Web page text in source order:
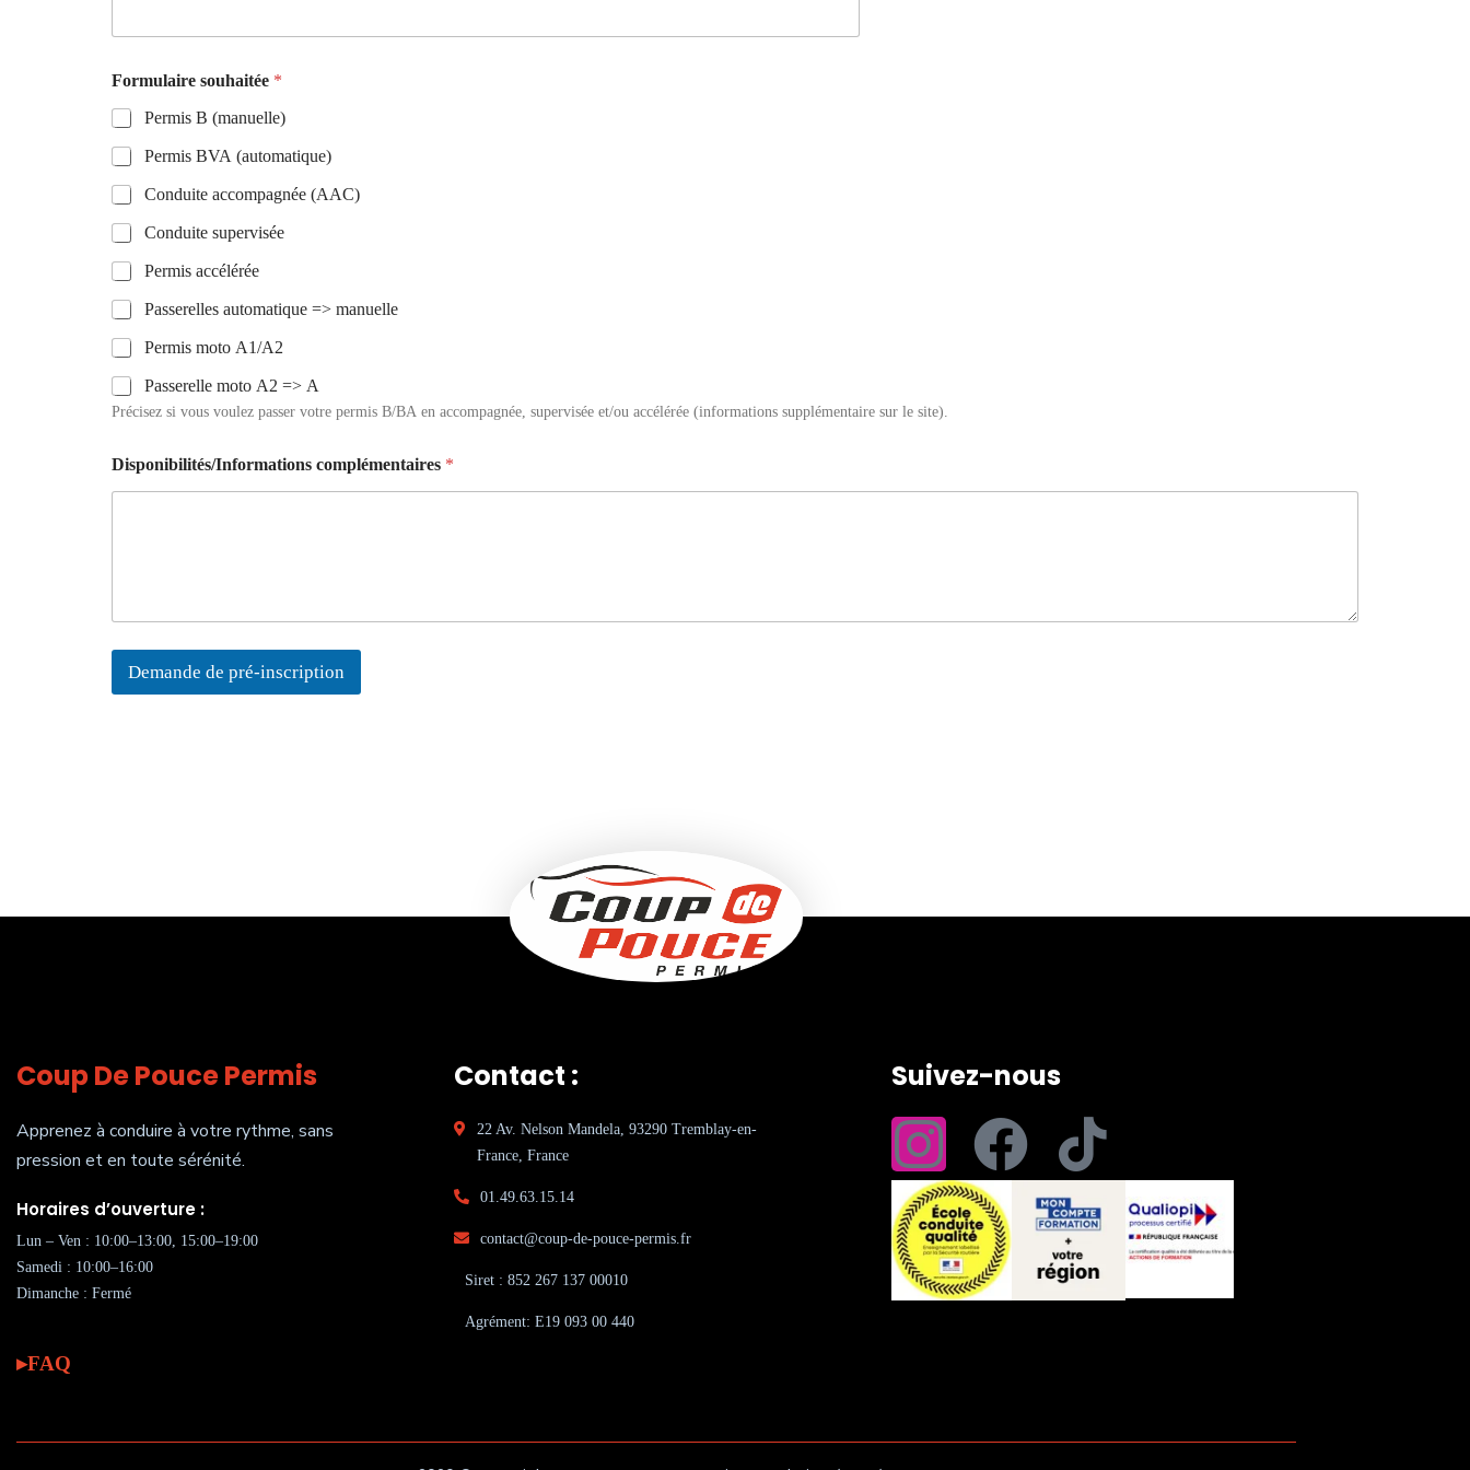
p
h
o
n
e
Formulaire souhaitée *
Permis B (manuelle)
Permis BVA (automatique)
Conduite accompagnée (AAC)
Conduite supervisée
Permis accélérée
Passerelles automatique => manuelle
Permis moto A1/A2
Passerelle moto A2 => A
Précisez si vous voulez passer votre permis B/BA en accompagnée, supervisée et/ou accélérée (informations supplémentaire sur le site).
Disponibilités/Informations complémentaires *
Demande de pré-inscription
Coup De Pouce Permis
Apprenez à conduire à votre rythme, sans
pression et en toute sérénité.
Horaires d’ouverture :
Lun – Ven : 10:00–13:00, 15:00–19:00
Samedi : 10:00–16:00
Dimanche : Fermé
FAQ
Contact :
22 Av. Nelson Mandela, 93290 Tremblay-en-
France, France
01.49.63.15.14
contact@coup-de-pouce-permis.fr
Siret : 852 267 137 00010
Agrément: E19 093 00 440
Suivez-nous